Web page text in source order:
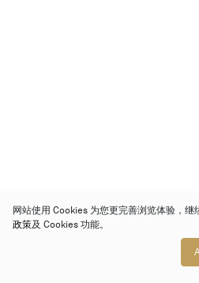
网站使用 Cookies 为您更完善浏览体验，继
政策及 Cookies 功能。